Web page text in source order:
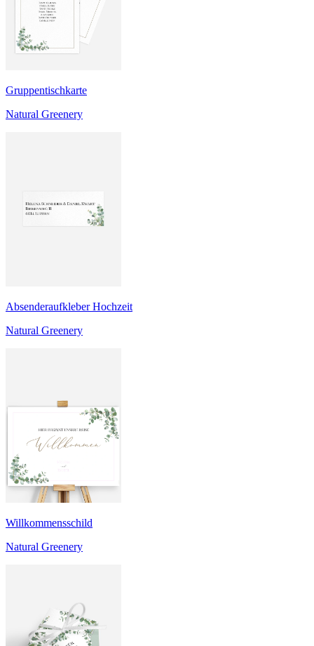
Gruppentischkarte
Natural Greenery
Absenderaufkleber Hochzeit
Natural Greenery
Willkommensschild
Natural Greenery